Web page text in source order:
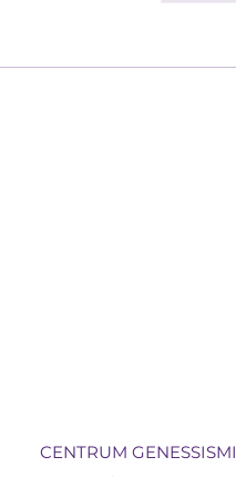
CENTRUM GENESSISMI